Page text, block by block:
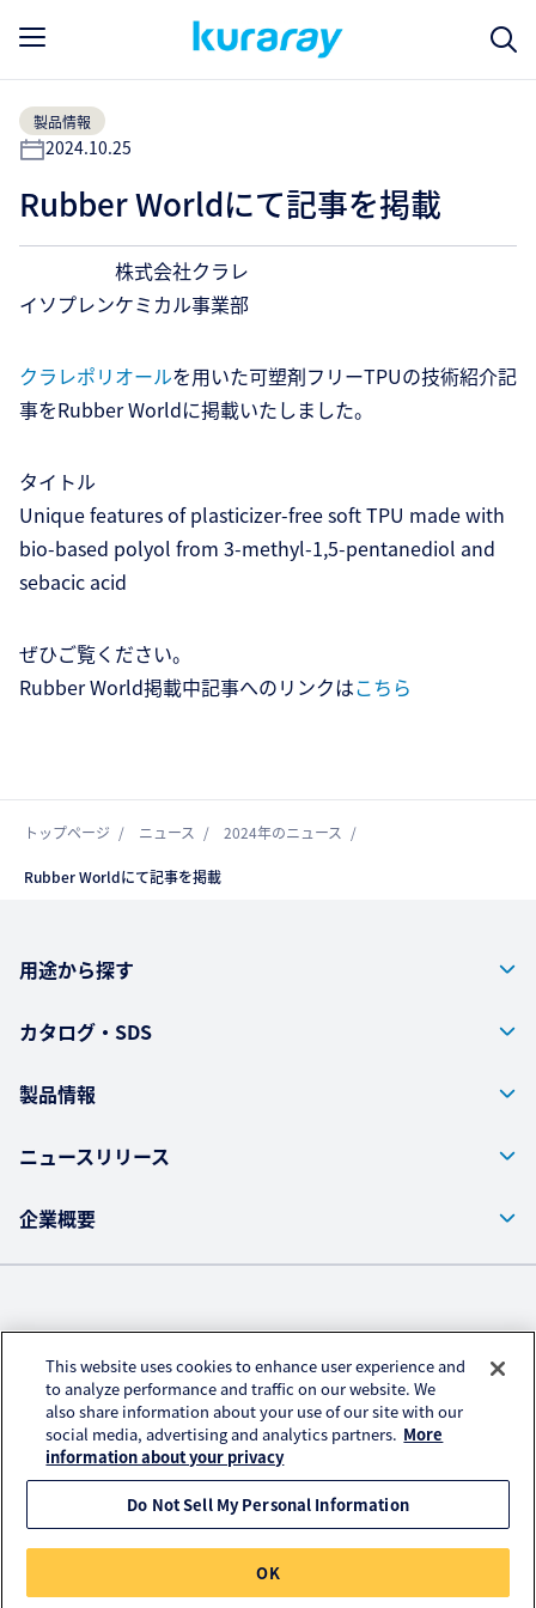
製品情報
2024.10.25
Rubber Worldにて記事を掲載
株式会社クラレ
イソプレンケミカル事業部
クラレポリオールを用いた可塑剤フリーTPUの技術紹介記
事をRubber Worldに掲載いたしました。
タイトル
Unique features of plasticizer-free soft TPU made with
bio-based polyol from 3-methyl-1,5-pentanediol and
sebacic acid
ぜひご覧ください。
Rubber World掲載中記事へのリンクはこちら
トップページ ニュース 2024年のニュース
Rubber Worldにて記事を掲載
用途から探す
カタログ・SDS
製品情報
ニュースリリース
企業概要
株式会社クラレ ウェブサイト
プライバシーポリシー
アクセスデータの取扱い
ご利用にあたって
© KURARAY CO., LTD. All RIGHTS RESERVED.
This website uses cookies to enhance user experience and
to analyze performance and traffic on our website. We
also share information about your use of our site with our
social media, advertising and analytics partners. More
information about your privacy
Do Not Sell My Personal Information
OK